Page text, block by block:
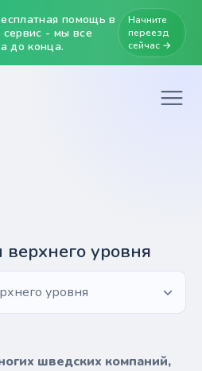
помощь в
- мы все
до конца.
Начните
переезд
сейчас →
уровня
уровня
шведских компаний,